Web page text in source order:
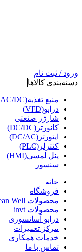
ورود / ثبت نام
دسته‌بندی کالاها
منبع تغذیه(AC/DC)
درایو(VFD)
شارژر صنعتی
کانورتر(DC/DC)
اینورتر(DC/AC)
کنترلر(PLC)
پنل لمسی(HMI)
سنسور
خانه
فروشگاه
محصولات Mean Well
محصولات invt
درایو آسانسوری
مرکز تعمیرات
خدمات همکاری
تماس با ما